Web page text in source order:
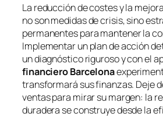
La reducción de costes y la
no son medidas de crisis, sino
permanentes para mantener la
Implementar un plan de acción
un diagnóstico riguroso y con el
financiero Barcelona
transformará sus finanzas. Deje
ventas para mirar su margen: la
duradera se construye desde la